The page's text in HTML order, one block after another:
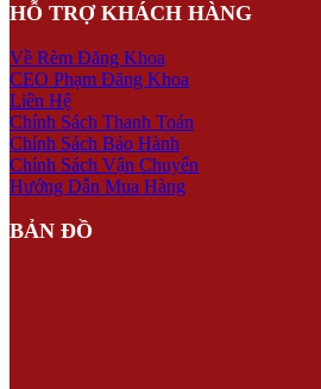
HỖ TRỢ KHÁCH HÀNG
Về Rèm Đăng Khoa
CEO Phạm Đăng Khoa
Liên Hệ
Chính Sách Thanh Toán
Chính Sách Bảo Hành
Chính Sách Vận Chuyển
Hướng Dẫn Mua Hàng
BẢN ĐỒ